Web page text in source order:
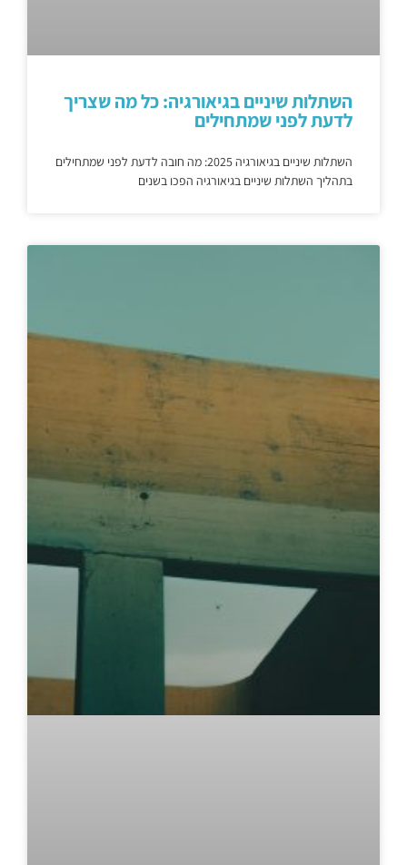
השתלות שיניים בגיאורגיה: כל מה שצריך
לדעת לפני שמתחילים
השתלות שיניים בגיאורגיה 2025: מה חובה לדעת לפני שמתחילים
בתהליך השתלות שיניים בגיאורגיה הפכו בשנים